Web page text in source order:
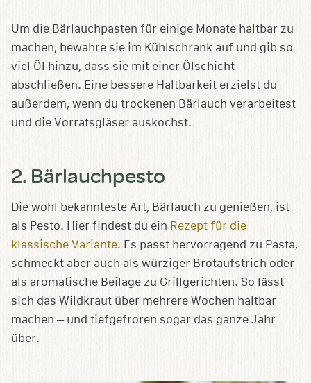
Um die Bärlauchpasten für einige Monate haltbar zu
machen, bewahre sie im Kühlschrank auf und gib so
viel Öl hinzu, dass sie mit einer Ölschicht
abschließen. Eine bessere Haltbarkeit erzielst du
außerdem, wenn du trockenen Bärlauch verarbeitest
und die Vorratsgläser auskochst.
2. Bärlauchpesto
Die wohl bekannteste Art, Bärlauch zu genießen, ist
als Pesto. Hier findest du ein Rezept für die
klassische Variante. Es passt hervorragend zu Pasta,
schmeckt aber auch als würziger Brotaufstrich oder
als aromatische Beilage zu Grillgerichten. So lässt
sich das Wildkraut über mehrere Wochen haltbar
machen – und tiefgefroren sogar das ganze Jahr
über.